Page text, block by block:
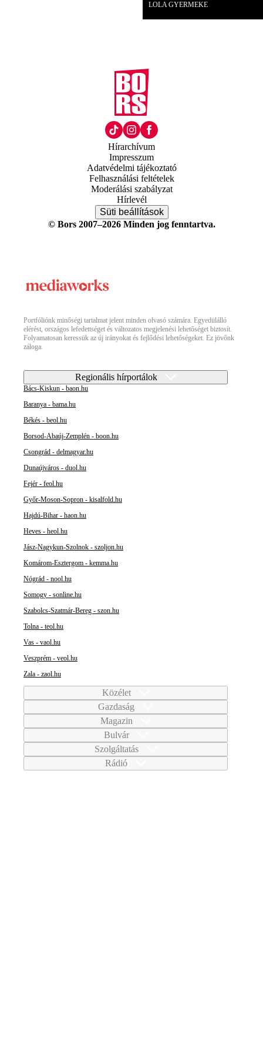
LOLA GYERMEKE
Hírarchívum
Impresszum
Adatvédelmi tájékoztató
Felhasználási feltételek
Moderálási szabályzat
Hírlevél
Süti beállítások
© Bors 2007–2026 Minden jog fenntartva.
Portfóliónk minőségi tartalmat jelent minden olvasó számára. Egyedülálló
elérést, országos lefedettséget és változatos megjelenési lehetőséget biztosít.
Folyamatosan keressük az új irányokat és fejlődési lehetőségeket. Ez jövőnk
záloga.
Regionális hírportálok
Bács-Kiskun - baon.hu
Baranya - bama.hu
Békés - beol.hu
Borsod-Abaúj-Zemplén - boon.hu
Csongrád - delmagyar.hu
Dunaújváros - duol.hu
Fejér - feol.hu
Győr-Moson-Sopron - kisalfold.hu
Hajdú-Bihar - haon.hu
Heves - heol.hu
Jász-Nagykun-Szolnok - szoljon.hu
Komárom-Esztergom - kemma.hu
Nógrád - nool.hu
Somogy - sonline.hu
Szabolcs-Szatmár-Bereg - szon.hu
Tolna - teol.hu
Vas - vaol.hu
Veszprém - veol.hu
Zala - zaol.hu
Közélet
Gazdaság
Magazin
Bulvár
Szolgáltatás
Rádió